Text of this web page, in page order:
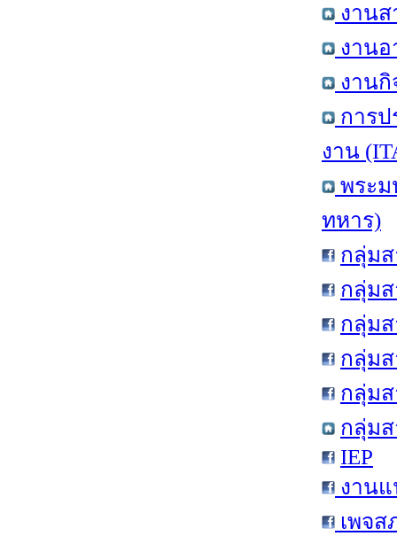
งานส
งานอ
งาน
การ
งาน
พระ
ทหาร)
กลุ่ม
กลุ่ม
กลุ่ม
กลุ่ม
กลุ่ม
กลุ่ม
IEP
งาน
เพจส